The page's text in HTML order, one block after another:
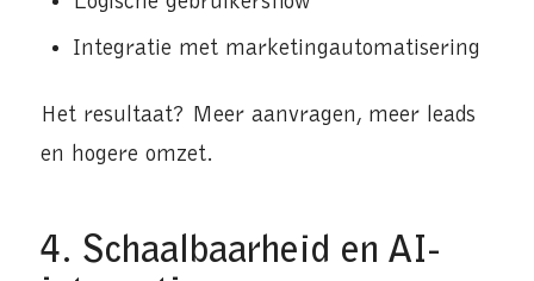
Integratie met marketingautomatisering
Het resultaat? Meer aanvragen, meer leads
en hogere omzet.
4. Schaalbaarheid en AI-